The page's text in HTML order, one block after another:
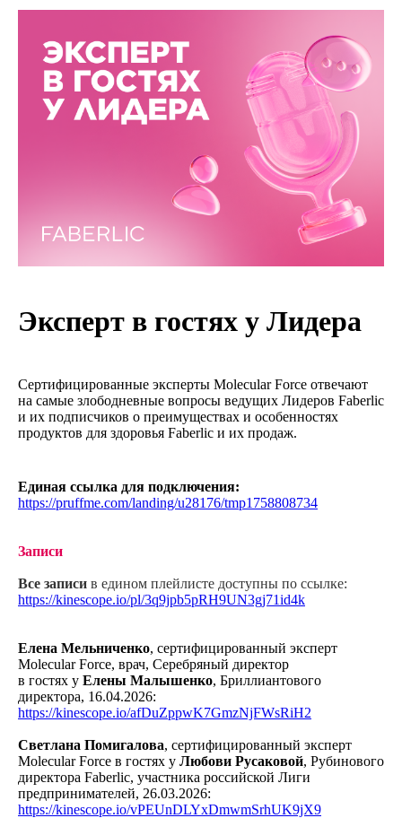
Эксперт в гостях у Лидера
Сертифицированные эксперты Molecular Force отвечают
на самые злободневные вопросы ведущих Лидеров Faberlic
и их подписчиков о преимуществах и особенностях
продуктов для здоровья Faberlic и их продаж.
Единая ссылка для подключения:
https://pruffme.com/landing/u28176/tmp1758808734
Записи
Все записи в едином плейлисте доступны по ссылке:
https://kinescope.io/pl/3q9jpb5pRH9UN3gj71id4k
Елена Мельниченко, сертифицированный эксперт
Molecular Force, врач, Серебряный директор
в гостях у Елены Малышенко, Бриллиантового
директора, 16.04.2026:
https://kinescope.io/afDuZppwK7GmzNjFWsRiH2
Светлана Помигалова, сертифицированный эксперт
Molecular Force в гостях у Любови Русаковой, Рубинового
директора Faberlic, участника российской Лиги
предпринимателей, 26.03.2026:
https://kinescope.io/vPEUnDLYxDmwmSrhUK9jX9